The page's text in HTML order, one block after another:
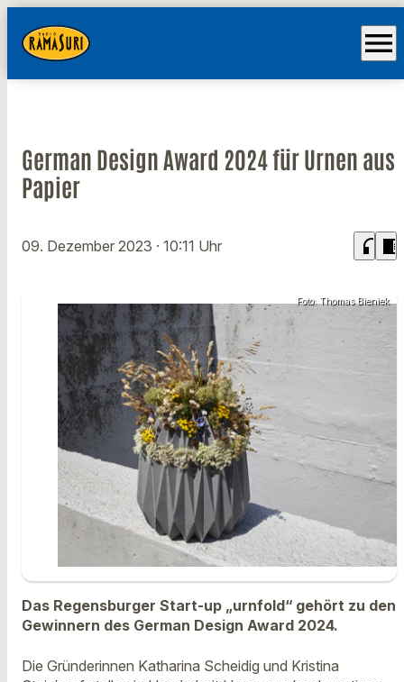
menu
German Design Award 2024 für Urnen aus
Papier
09. Dezember 2023 · 10:11 Uhr headphones chrome_reader_mode
Foto: Thomas Bieniek
Das Regensburger Start-up „urnfold“ gehört zu den
Gewinnern des German Design Award 2024.
Die Gründerinnen Katharina Scheidig und Kristina